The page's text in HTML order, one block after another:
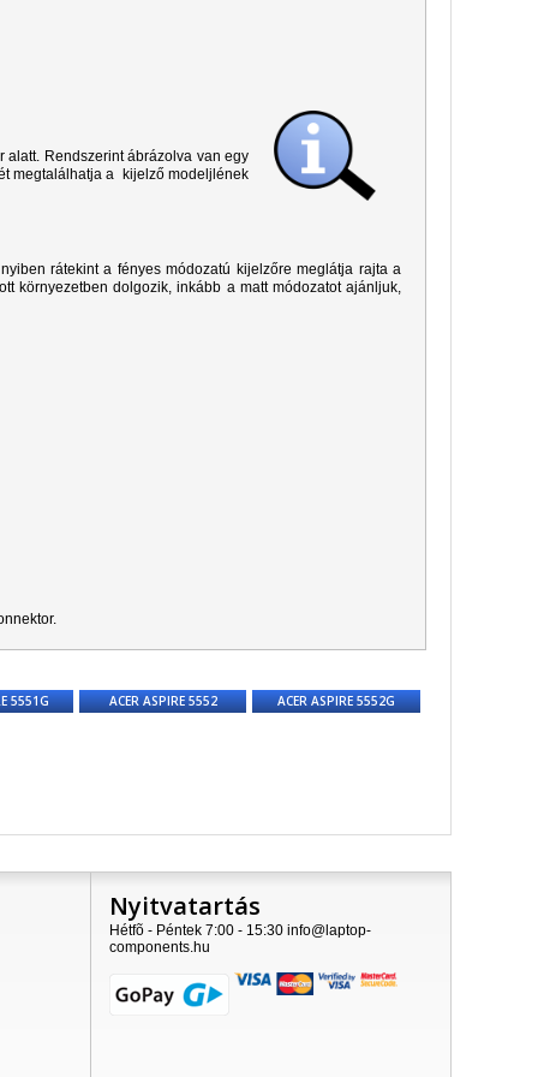
Rendszerint ábrázolva van egy
megtalálhatja a kijelző modeljlének
rátekint a fényes módozatú kijelzőre meglátja rajta a
környezetben dolgozik, inkább a matt módozatot ajánljuk,
5551G ACER ASPIRE 5552 ACER ASPIRE 5552G
Nyitvatartás
Hétfõ - Péntek 7:00 - 15:30 info@laptop-
components.hu